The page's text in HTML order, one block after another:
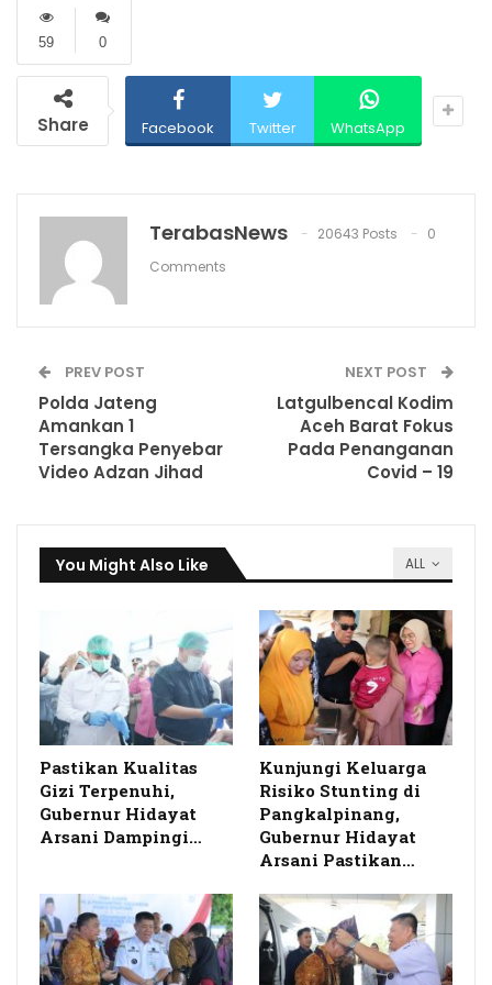
0
59
Share Facebook Twitter WhatsApp
TerabasNews 20643 Posts
0
Comments
PREV POST
Polda Jateng
Amankan 1
Tersangka Penyebar
Video Adzan Jihad
NEXT POST
Latgulbencal Kodim
Aceh Barat Fokus
Pada Penanganan
Covid – 19
ALL
You Might Also Like
Pastikan Kualitas
Gizi Terpenuhi,
Gubernur Hidayat
Arsani Dampingi…
Kunjungi Keluarga
Risiko Stunting di
Pangkalpinang,
Gubernur Hidayat
Arsani Pastikan…